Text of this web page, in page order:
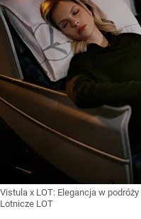
Vistula x LOT: Elegancja w podróży
Lotnicze LOT